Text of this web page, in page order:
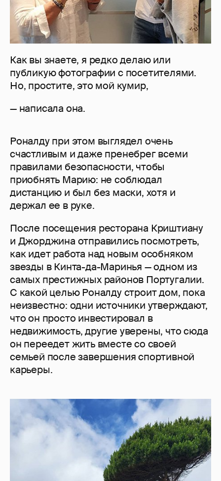
Как вы знаете, я редко делаю или
публикую фотографии с посетителями.
Но, простите, это мой кумир,
— написала она.
Роналду при этом выглядел очень
счастливым и даже пренебрег всеми
правилами безопасности, чтобы
приобнять Марию: не соблюдал
дистанцию и был без маски, хотя и
держал ее в руке.
После посещения ресторана Криштиану
и Джорджина отправились посмотреть,
как идет работа над новым особняком
звезды в Кинта-да-Маринья — одном из
самых престижных районов Португалии.
С какой целью Роналду строит дом, пока
неизвестно: одни источники утверждают,
что он просто инвестировал в
недвижимость, другие уверены, что сюда
он переедет жить вместе со своей
семьей после завершения спортивной
карьеры.